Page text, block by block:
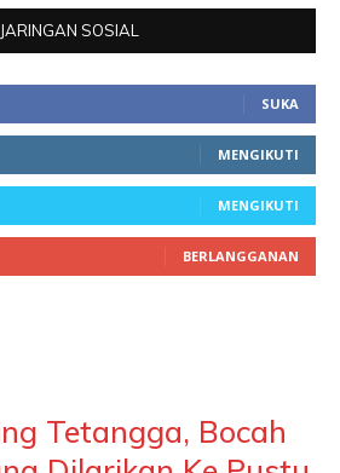
JARINGAN SOSIAL
SUKA
MENGIKUTI
MENGIKUTI
BERLANGGANAN